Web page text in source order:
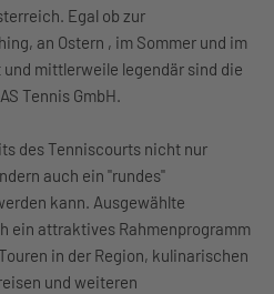
Egal ob zur
an Ostern , im Sommer und im
mittlerweile legendär sind die
Tennis GmbH.
des Tenniscourts nicht nur
auch ein "rundes"
kann. Ausgewählte
ein attraktives Rahmenprogramm
in der Region, kulinarischen
und weiteren